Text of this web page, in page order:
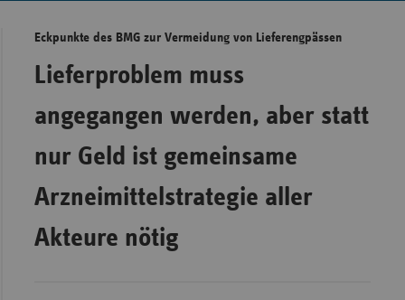
Eckpunkte des BMG zur Vermeidung von Lieferengpässen
Lieferproblem muss
angegangen werden, aber statt
nur Geld ist gemeinsame
Arzneimittelstrategie aller
Akteure nötig